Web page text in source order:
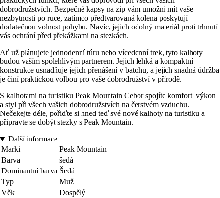
dobrodružstvích. Bezpečné kapsy na zip vám umožní mít vaše
nezbytnosti po ruce, zatímco předtvarovaná kolena poskytují
dodatečnou volnost pohybu. Navíc, jejich odolný materiál proti trhnutí
vás ochrání před překážkami na stezkách.
Ať už plánujete jednodenní túru nebo vícedenní trek, tyto kalhoty
budou vaším spolehlivým partnerem. Jejich lehká a kompaktní
konstrukce usnadňuje jejich přenášení v batohu, a jejich snadná údržba
je činí praktickou volbou pro vaše dobrodružství v přírodě.
S kalhotami na turistiku Peak Mountain Cebor spojíte komfort, výkon
a styl při všech vašich dobrodružstvích na čerstvém vzduchu.
Nečekejte déle, pořiďte si hned teď své nové kalhoty na turistiku a
připravte se dobýt stezky s Peak Mountain.
Další informace
Marki
Peak Mountain
Barva
šedá
Dominantní barva Šedá
Typ
Muž
Věk
Dospělý